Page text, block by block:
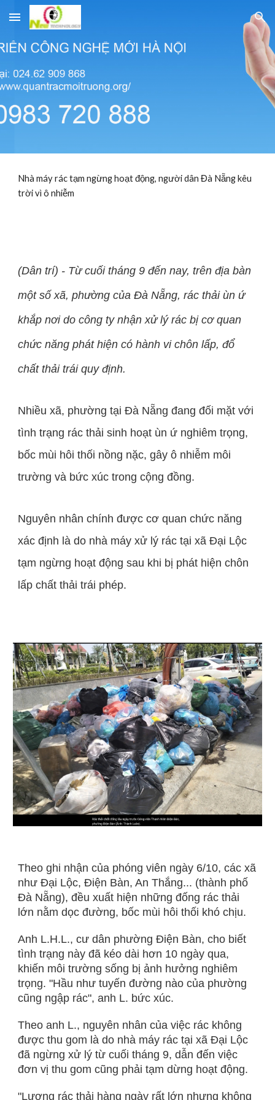
Skip to main content Skip to navigation
Nhà máy rác tạm ngừng hoạt động, người dân Đà Nẵng kêu
trời vì ô nhiễm
(Dân trí) - Từ cuối tháng 9 đến nay, trên địa bàn
một số xã, phường của Đà Nẵng, rác thải ùn ứ
khắp nơi do công ty nhận xử lý rác bị cơ quan
chức năng phát hiện có hành vi chôn lấp, đổ
chất thải trái quy định.
Nhiều xã, phường tại Đà Nẵng đang đối mặt với
tình trạng rác thải sinh hoạt ùn ứ nghiêm trọng,
bốc mùi hôi thối nồng nặc, gây ô nhiễm môi
trường và bức xúc trong cộng đồng.
Nguyên nhân chính được cơ quan chức năng
xác định là do nhà máy xử lý rác tại xã Đại Lộc
tạm ngừng hoạt động sau khi bị phát hiện chôn
lấp chất thải trái phép.
Theo ghi nhận của phóng viên ngày 6/10, các xã
như Đại Lộc, Điện Bàn, An Thắng... (thành phố
Đà Nẵng), đều xuất hiện những đống rác thải
lớn nằm dọc đường, bốc mùi hôi thối khó chịu.
Anh L.H.L., cư dân phường Điện Bàn, cho biết
tình trạng này đã kéo dài hơn 10 ngày qua,
khiến môi trường sống bị ảnh hưởng nghiêm
trọng. "Hầu như tuyến đường nào của phường
cũng ngập rác", anh L. bức xúc.
Theo anh L., nguyên nhân của việc rác không
được thu gom là do nhà máy rác tại xã Đại Lộc
đã ngừng xử lý từ cuối tháng 9, dẫn đến việc
đơn vị thu gom cũng phải tạm dừng hoạt động.
"Lượng rác thải hàng ngày rất lớn nhưng không